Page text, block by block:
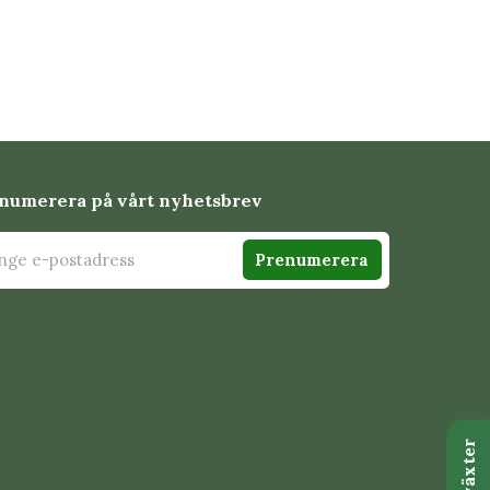
på vårt nyhetsbrev
Prenumerera